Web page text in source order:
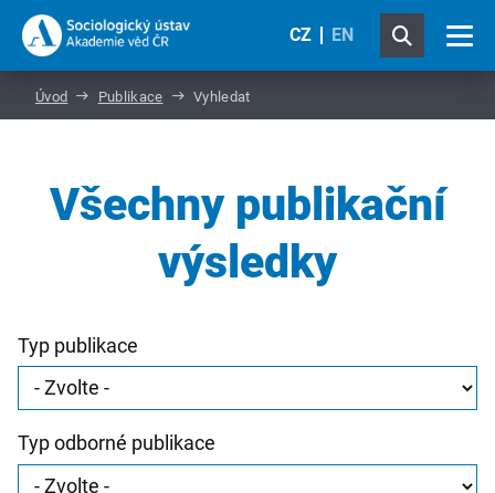
CZ EN
Úvod Publikace Vyhledat
Všechny publikační
výsledky
Typ publikace
Typ odborné publikace